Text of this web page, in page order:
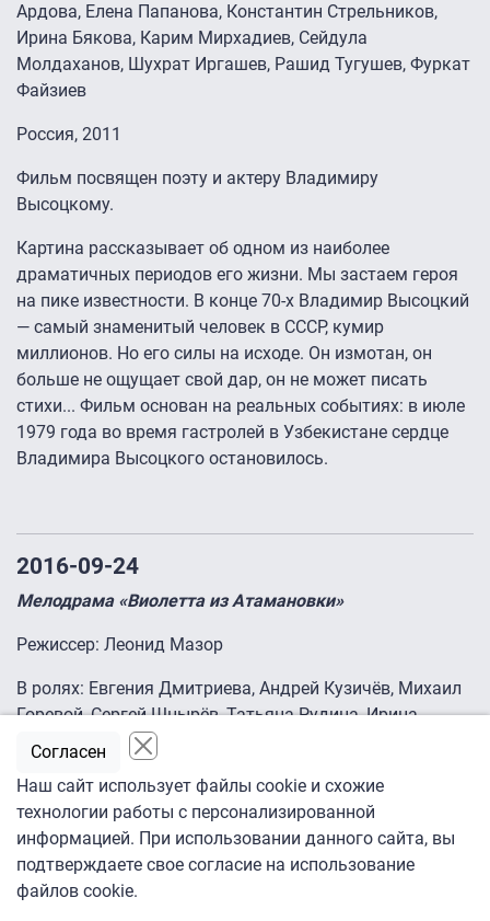
Ардова, Елена Папанова, Константин Стрельников,
Ирина Бякова, Карим Мирхадиев, Сейдула
Молдаханов, Шухрат Иргашев, Рашид Тугушев, Фуркат
Файзиев
Россия, 2011
Фильм посвящен поэту и актеру Владимиру
Высоцкому.
Картина рассказывает об одном из наиболее
драматичных периодов его жизни. Мы застаем героя
на пике известности. В конце 70-х Владимир Высоцкий
— самый знаменитый человек в СССР, кумир
миллионов. Но его силы на исходе. Он измотан, он
больше не ощущает свой дар, он не может писать
стихи... Фильм основан на реальных событиях: в июле
1979 года во время гастролей в Узбекистане сердце
Владимира Высоцкого остановилось.
2016-09-24
Мелодрама «Виолетта из Атамановки»
Режиссер: Леонид Мазор
В ролях: Евгения Дмитриева, Андрей Кузичёв, Михаил
Горевой, Сергей Шнырёв, Татьяна Рудина, Ирина
Бякова, Татьяна Шитова, Валерий Афанасьев, Диана
Россия, 2014
мечтах о личном счастье, а его все нет. Но однажды в
Наш сайт использует файлы cookie и схожие
технологии работы с персонализированной
информацией. При использовании данного сайта, вы
подтверждаете свое согласие на использование
файлов cookie.
Согласен